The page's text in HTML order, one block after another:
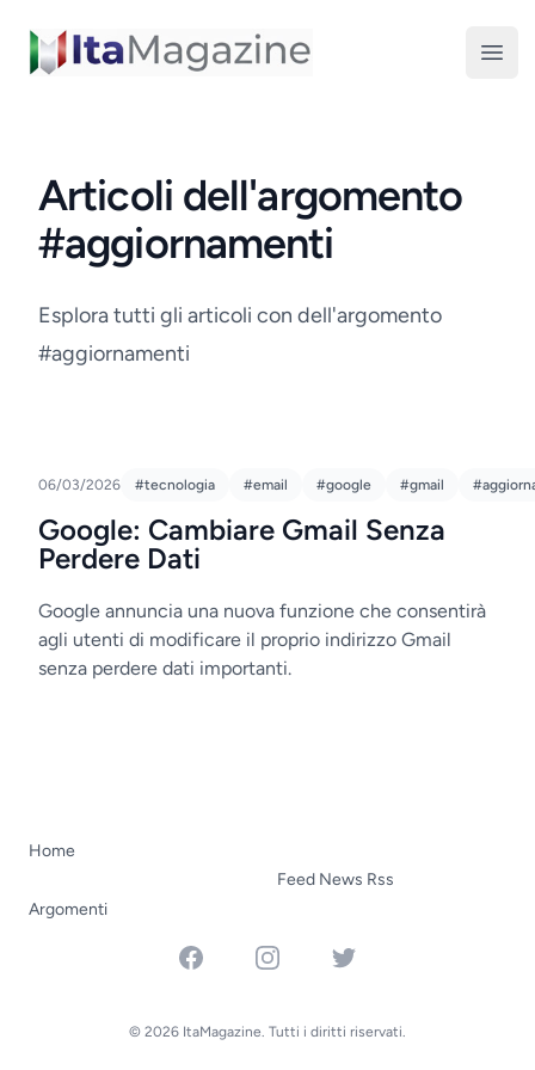
ItaMagazine
Articoli dell'argomento
#aggiornamenti
Esplora tutti gli articoli con dell'argomento
#aggiornamenti
06/03/2026 #tecnologia #email #google #gmail
Google: Cambiare Gmail Senza
Perdere Dati
Google annuncia una nuova funzione che consentirà
agli utenti di modificare il proprio indirizzo Gmail
senza perdere dati importanti.
Home
Argomenti
Feed News Rss
FacebookInstagramTwitter
© 2026 ItaMagazine. Tutti i diritti riservati.